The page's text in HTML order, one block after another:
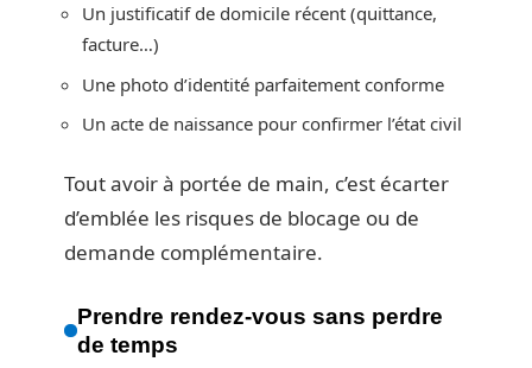
Un justificatif de domicile récent (quittance,
facture…)
Une photo d’identité parfaitement conforme
Un acte de naissance pour confirmer l’état civil
Tout avoir à portée de main, c’est écarter
d’emblée les risques de blocage ou de
demande complémentaire.
Prendre rendez-vous sans perdre
de temps